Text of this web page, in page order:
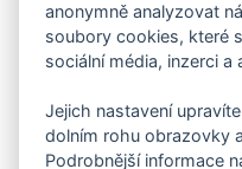
Aplikace
Chcete dostávat do
ankety, pozvánky
Více
anonymně analyzovat
soubory cookies, které
sociální média, inzerci a
Jejich nastavení
dolním rohu obrazovky
Podrobnější informace